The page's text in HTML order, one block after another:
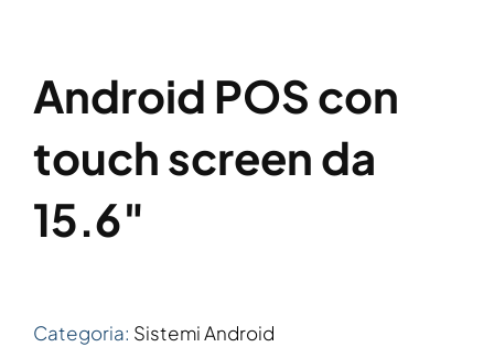
Android POS con
touch screen da
15.6″
Categoria: Sistemi Android